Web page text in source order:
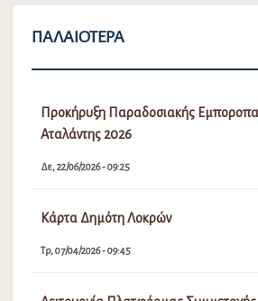
ΠΑΛΑΙΌΤΕΡΑ
Προκήρυξη Παραδοσιακής
Αταλάντης 2026
Δε, 22/06/2026 - 09:25
Κάρτα Δημότη Λοκρών
Τρ, 07/04/2026 - 09:45